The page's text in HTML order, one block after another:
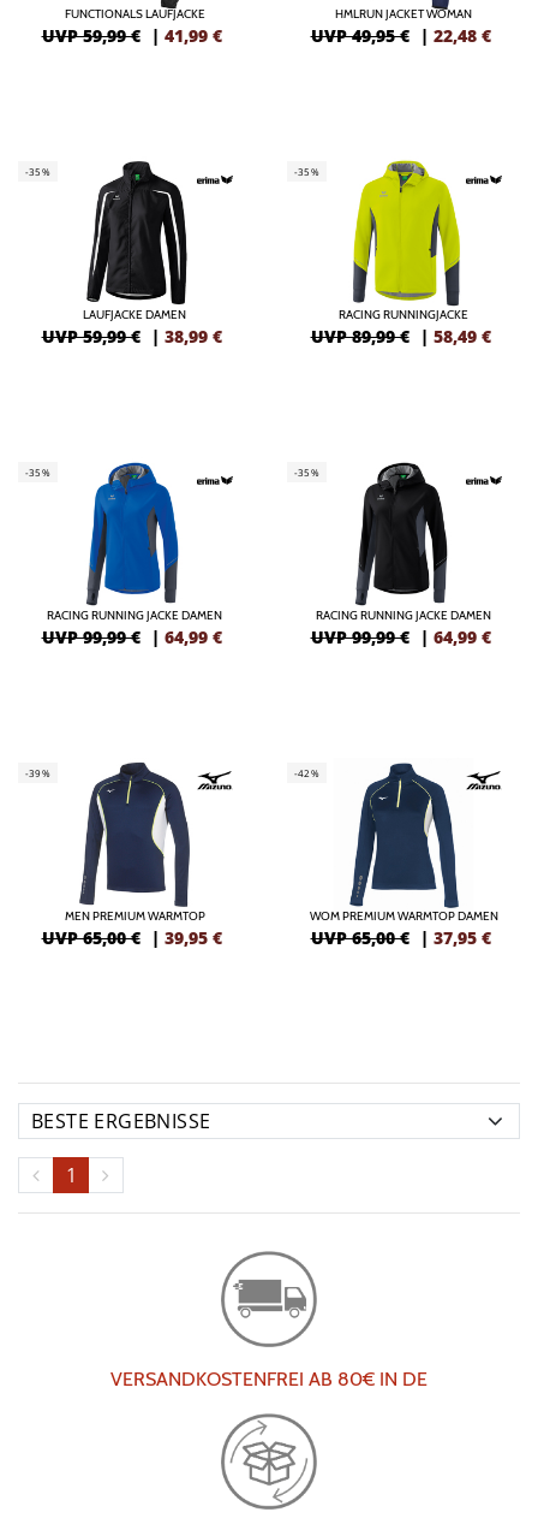
FUNCTIONALS LAUFJACKE
UVP 59,99 € | 41,99 €
HMLRUN JACKET WOMAN
UVP 49,95 € | 22,48 €
-35%
LAUFJACKE DAMEN
UVP 59,99 € | 38,99 €
-35%
RACING RUNNINGJACKE
UVP 89,99 € | 58,49 €
-35%
RACING RUNNING JACKE DAMEN
UVP 99,99 € | 64,99 €
-35%
RACING RUNNING JACKE DAMEN
UVP 99,99 € | 64,99 €
-39%
MEN PREMIUM WARMTOP
UVP 65,00 € | 39,95 €
-42%
WOM PREMIUM WARMTOP DAMEN
UVP 65,00 € | 37,95 €
1
VERSANDKOSTENFREI AB 80€ IN DE